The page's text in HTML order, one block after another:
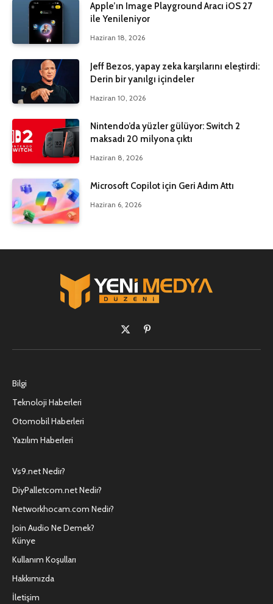
Apple’ın Image Playground Aracı iOS 27
ile Yenileniyor
Haziran 18, 2026
Jeff Bezos, yapay zeka karşılarını eleştirdi:
Derin bir yanılgı içindeler
Haziran 10, 2026
Nintendo’da yüzler gülüyor: Switch 2
maksadı 20 milyona çıktı
Haziran 8, 2026
Microsoft Copilot için Geri Adım Attı
Haziran 6, 2026
X
(Twitter)
Pinterest'in
Bilgi
Teknoloji Haberleri
Otomobil Haberleri
Yazılım Haberleri
Vs9.net Nedir?
DiyPalletcom.net Nedir?
Networkhocam.com Nedir?
Join Audio Ne Demek?
Künye
Kullanım Koşulları
Hakkımızda
İletişim